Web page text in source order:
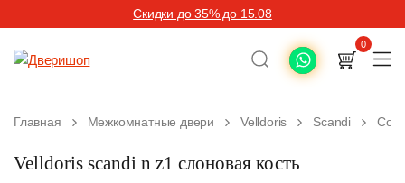
Скидки до 35% до 15.08
0
Главная Межкомнатные двери Velldoris Scandi
Velldoris scandi n z1 слоновая кость